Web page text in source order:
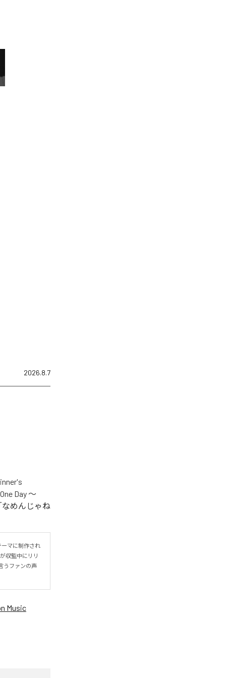
2026.8.7
Day ～
「なめんじゃね
ーマに制作され
収監中にリリ
うファンの声
Music